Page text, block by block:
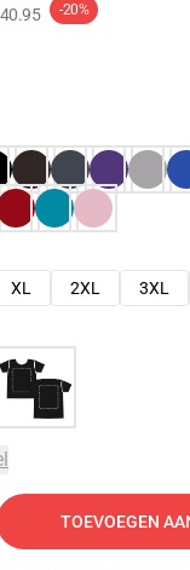
-20%
XL 2XL 3XL
TOEVOEGEN